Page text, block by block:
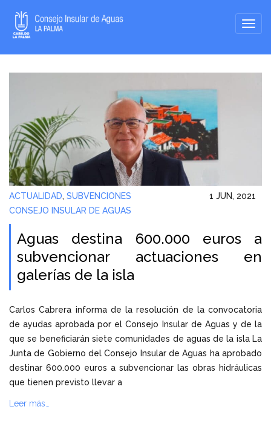
ACTUALIDAD, SUBVENCIONES
1 JUN, 2021
CONSEJO INSULAR DE AGUAS
Aguas destina 600.000 euros a
subvencionar actuaciones en
galerías de la isla
Carlos Cabrera informa de la resolución de la convocatoria
de ayudas aprobada por el Consejo Insular de Aguas y de la
que se beneficiarán siete comunidades de aguas de la isla La
Junta de Gobierno del Consejo Insular de Aguas ha aprobado
destinar 600.000 euros a subvencionar las obras hidráulicas
que tienen previsto llevar a
Leer más…